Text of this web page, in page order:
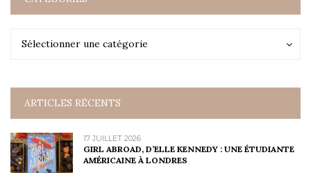
Sélectionner une catégorie
Catégories
ARTICLES RÉCENTS
17 JUILLET 2026
GIRL ABROAD, D’ELLE KENNEDY : UNE ÉTUDIANTE
AMÉRICAINE À LONDRES